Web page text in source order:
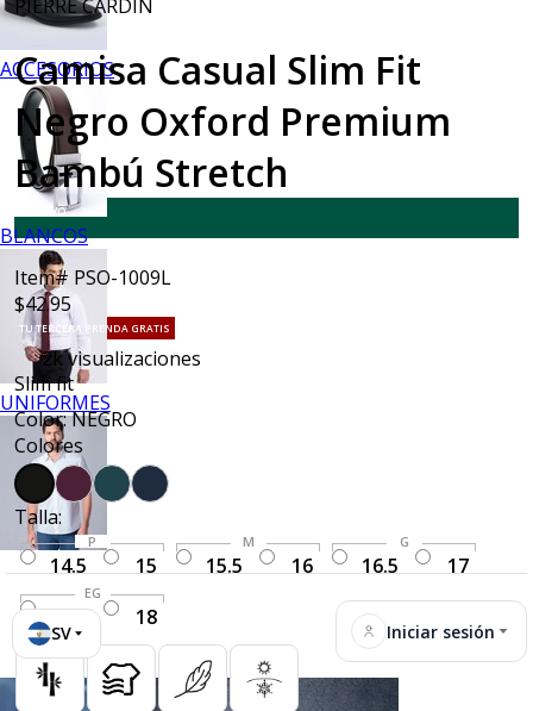
ACCESORIOS
BLANCOS
UNIFORMES
SV Iniciar sesión
PIERRE CARDIN
Camisa Casual Slim Fit
Negro Oxford Premium
Bambú Stretch
NUEVO
Item# PSO-1009L
$42.95
TU TERCERA PRENDA GRATIS
2kvisualizaciones
Slim fit
Color: NEGRO
Colores
Talla:
P
14.5 15
M
15.5 16
G
16.5 17
EG
17.5 18